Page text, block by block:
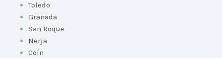
Toledo
Granada
San Roque
Nerja
Coín